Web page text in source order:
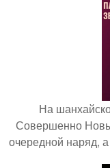
На
Совершенно
очередной наряд,